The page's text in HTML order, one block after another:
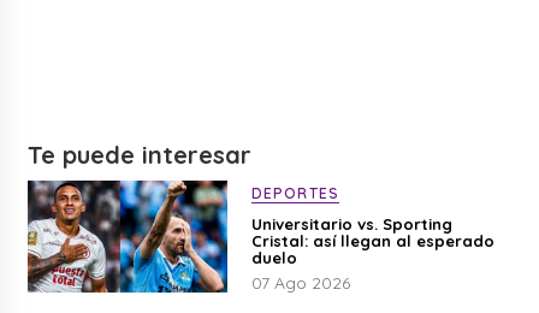
Te puede interesar
DEPORTES
Universitario vs. Sporting
Cristal: así llegan al esperado
duelo
07 Ago 2026